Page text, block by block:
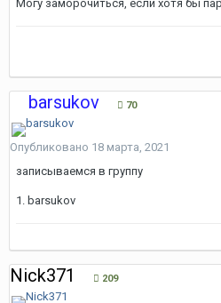
Могу заморочиться, если хотя бы
barsukov 70
Опубликовано 18 марта, 2021
записываемся в группу
1. barsukov
Nick371 209